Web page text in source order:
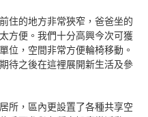
住的地方非常狹窄，爸爸坐的
方便。我們十分高興今次可獲
位，空間非常方便輪椅移動。
待之後在這裡展開新生活及參
所，區內更設置了各種共享空